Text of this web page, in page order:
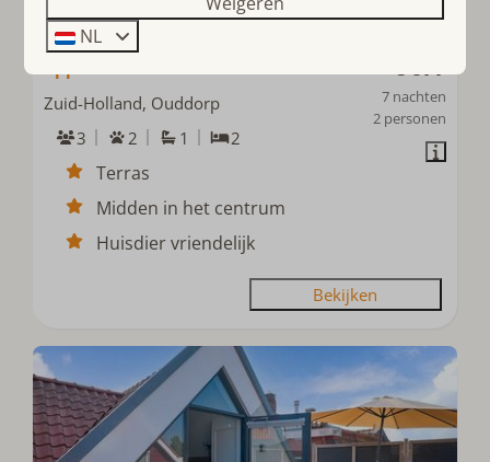
€ 677
7 nachten
2 personen
Weststraat 22 - Ouddorp -
Zuid-Holland, Ouddorp
3
2 1 2
Terras
Midden in het centrum
Huisdier vriendelijk
Bekijken
NL